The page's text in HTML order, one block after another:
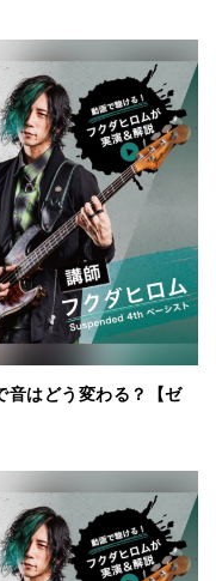
はどう変わる？【ゼ